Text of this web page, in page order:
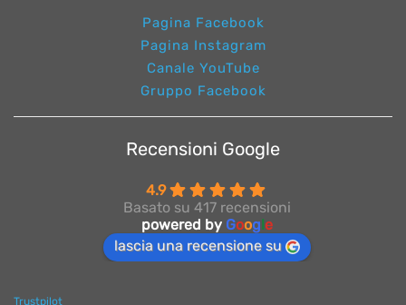
Pagina Facebook
Pagina Instagram
Canale YouTube
Gruppo Facebook
Recensioni Google
4.9
Basato su 417 recensioni
powered by Goog e
lascia una recensione su
Trustpilot